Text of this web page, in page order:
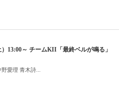
）13:00～ チームKII「最終ベルが鳴る」
愛理 青木詩...